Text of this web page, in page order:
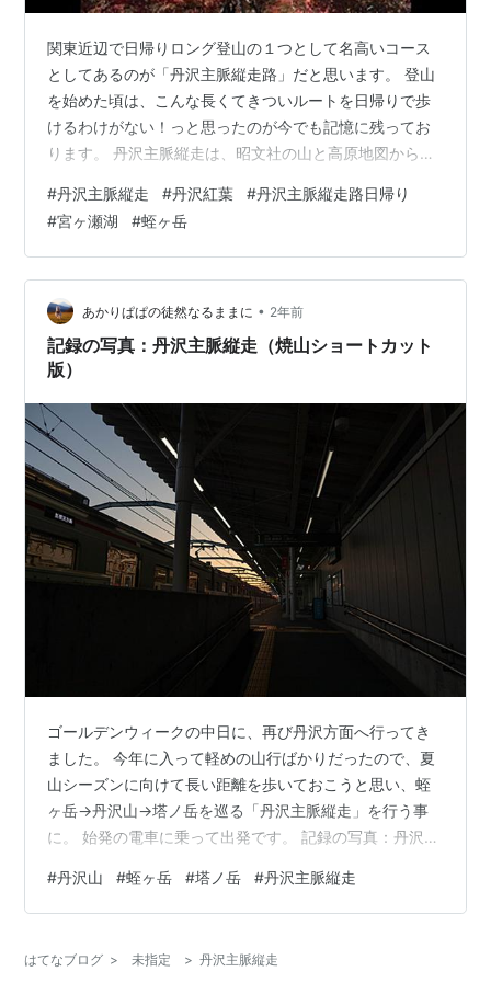
関東近辺で日帰りロング登山の１つとして名高いコース
としてあるのが「丹沢主脈縦走路」だと思います。 登山
を始めた頃は、こんな長くてきついルートを日帰りで歩
けるわけがない！っと思ったのが今でも記憶に残ってお
ります。 丹沢主脈縦走は、昭文社の山と高原地図からし
丹沢の紅葉とダイヤモンド富士を狙って日帰りで挑戦し
てみました！ アップダウンが強烈で最後の方はバテバテ
になってしまったのですが、日帰りで縦走した丹沢主脈
縦走路について解説していきたいと思います！ 丹沢主脈
縦走日帰り登山をした経緯と難易度について 紅葉の宮ヶ
瀬湖から焼山までの丹沢主脈縦走日帰り登山…
#丹沢主脈縦走 #丹沢紅葉 #丹沢主脈縦走路日帰り
#宮ヶ瀬湖 #蛭ヶ岳
あかりぱぱの徒然なるままに • 2年前
記録の写真：丹沢主脈縦走（焼山ショートカット
版）
ゴールデンウィークの中日に、再び丹沢方面へ行ってき
ました。 今年に入って軽めの山行ばかりだったので、夏
山シーズンに向けて長い距離を歩いておこうと思い、蛭
ヶ岳→丹沢山→塔ノ岳を巡る「丹沢主脈縦走」を行う事
に。 始発の電車に乗って出発です。 記録の写真：丹沢主
6：20に出発するバスに乗り、三ヶ木に到着。 ここで、
月夜野行に乗り換えて目的地に向かいます。 基本、殆ど
というと、焼山登山口から登るのが一般的。だけど、ち
#丹沢山 #蛭ヶ岳 #塔ノ岳 #丹沢主脈縦走
はてなブログ > 未指定 > 丹沢主脈縦走